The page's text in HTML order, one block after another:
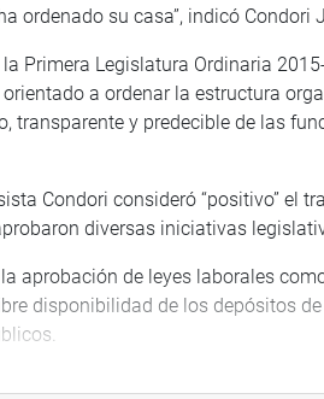
ordenado su casa”, indicó
Primera Legislatura Ordinaria
a ordenar la estructura
transparente y predecible de las
Condori consideró “positivo” el
diversas iniciativas
aprobación de leyes laborales
disponibilidad de los depósitos